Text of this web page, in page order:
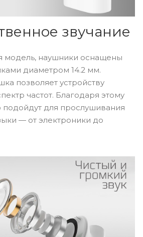
звучание
модель, наушники оснащены
диаметром 14.2 мм.
позволяет устройству
частот. Благодаря этому
подойдут для прослушивания
— от электроники до